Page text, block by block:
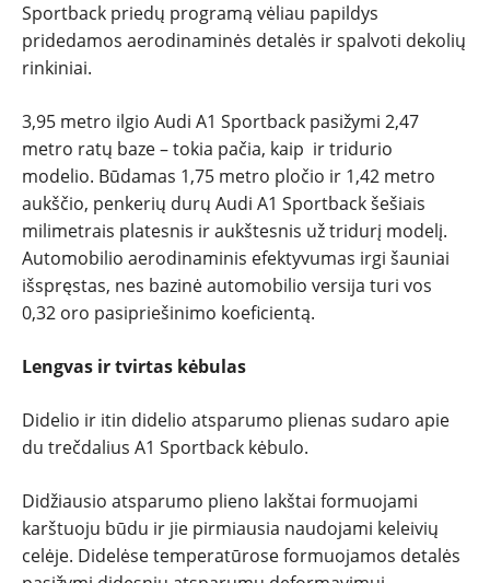
Sportback priedų programą vėliau papildys
pridedamos aerodinaminės detalės ir spalvoti dekolių
rinkiniai.
3,95 metro ilgio Audi A1 Sportback pasižymi 2,47
metro ratų baze – tokia pačia, kaip ir tridurio
modelio. Būdamas 1,75 metro pločio ir 1,42 metro
aukščio, penkerių durų Audi A1 Sportback šešiais
milimetrais platesnis ir aukštesnis už tridurį modelį.
Automobilio aerodinaminis efektyvumas irgi šauniai
išspręstas, nes bazinė automobilio versija turi vos
0,32 oro pasipriešinimo koeficientą.
Lengvas ir tvirtas kėbulas
Didelio ir itin didelio atsparumo plienas sudaro apie
du trečdalius A1 Sportback kėbulo.
Didžiausio atsparumo plieno lakštai formuojami
karštuoju būdu ir jie pirmiausia naudojami keleivių
celėje. Didelėse temperatūrose formuojamos detalės